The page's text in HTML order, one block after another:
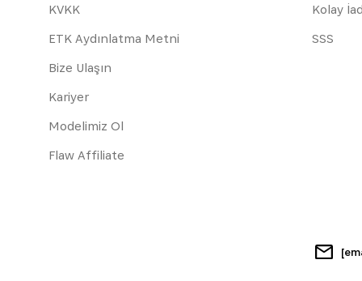
KVKK
ETK Aydınlatma Metni
Bize Ulaşın
Kariyer
Modelimiz Ol
Flaw Affiliate
Kolay
SSS